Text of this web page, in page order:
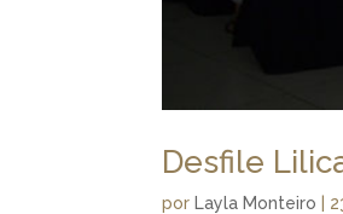
Desfile
por Layla Monteiro